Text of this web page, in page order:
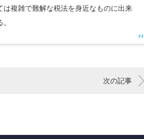
複雑で難解な税法を身近なものに出来
次の記事